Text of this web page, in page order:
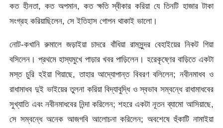
কত হীনতা, কত অপমান, কত ক্ষতি স্বীকার করিয়া যে তিনটি হাজার টাকা
সংগ্রহ করিয়াছিলেন, সে ইতিহাস গোপন থাকাই ভালো।
নোট-কখানি রুমালে জড়াইয়া চাদরে বাঁধিয়া রামসুন্দর বেহাইয়ের নিকট গিয়া
বসিলেন। প্রথমে হাস্যমুখে পাড়ার খবর পাড়িলেন। হরেকৃষ্ণের বাড়িতে একটা
মস্ত চুরি হইয়া গিয়াছে, তাহার আদ্যোপান্ত বিবরণ বলিলেন; নবীনমাধব ও
রাধামাধব দুই ভাইয়ের তুলনা করিয়া বিদ্যাবুদ্ধি ও স্বভাব সম্বন্ধে রাধামাধবের
সুখ্যাতি এবং নবীনমাধবের নিন্দা করিলেন; শহরে একটা নূতন ব্যামো আসিয়াছে,
সে সম্বন্ধে অনেক আজগবি আলোচনা করিলেন; অবশেষে হুঁকাটি নামাইয়া